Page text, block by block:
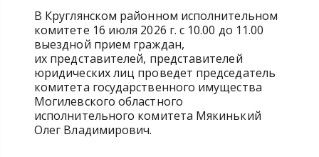
В Круглянском районном исполнительном
комитете 16 июля 2026 г. с 10.00 до 11.00
выездной прием граждан,
их представителей, представителей
юридических лиц проведет председатель
комитета государственного имущества
Могилевского областного
исполнительного комитета Мякинький
Олег Владимирович.